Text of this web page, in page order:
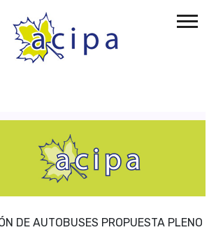
DE AUTOBUSES PROPUESTA PLENO